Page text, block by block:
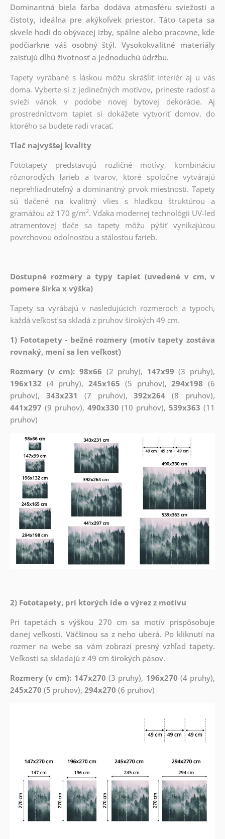
Dominantná biela farba dodáva atmosféru sviežosti a
čistoty, ideálna pre akýkoľvek priestor. Táto tapeta sa
skvele hodí do obývacej izby, spálne alebo pracovne, kde
podčiarkne váš osobný štýl. Vysokokvalitné materiály
zaisťujú dlhú životnosť a jednoduchú údržbu.
Tapety vyrábané s láskou môžu skrášliť interiér aj u vás
doma. Vyberte si z jedinečných motívov, prineste radosť a
svieži vánok v podobe novej bytovej dekorácie. Aj
prostredníctvom tapiet si dokážete vytvoriť domov, do
ktorého sa budete radi vracať.
Tlač najvyššej kvality
Fototapety predstavujú rozličné motívy, kombináciu
rôznorodých farieb a tvarov, ktoré spoločne vytvárajú
neprehliadnuteľný a dominantný prvok miestnosti. Tapety
sú tlačené na kvalitný vlies s hladkou štruktúrou a
gramážou až 170 g/m2. Vďaka modernej technológii UV-led
atramentovej tlače sa tapety môžu pýšiť vynikajúcou
povrchovou odolnosťou a stálosťou farieb.
Dostupné rozmery a typy tapiet (uvedené v cm, v
pomere šírka x výška)
Tapety sa vyrábajú v nasledujúcich rozmeroch a typoch,
každá veľkosť sa skladá z pruhov širokých 49 cm.
1) Fototapety - bežné rozmery (motív tapety zostáva
rovnaký, mení sa len veľkosť)
Rozmery (v cm): 98x66 (2 pruhy), 147x99 (3 pruhy),
196x132 (4 pruhy),245x165 (5 pruhov),294x198 (6
pruhov), 343x231 (7 pruhov),392x264 (8 pruhov),
441x297 (9 pruhov), 490x330 (10 pruhov),539x363 (11
pruhov)
2) Fototapety, pri ktorých ide o výrez z motívu
Pri tapetách s výškou 270 cm sa motív prispôsobuje
danej veľkosti. Väčšinou sa z neho uberá. Po kliknutí na
rozmer na webe sa vám zobrazí presný vzhľad tapety.
Veľkosti sa skladajú z 49 cm širokých pásov.
Rozmery (v cm): 147x270 (3 pruhy), 196x270 (4 pruhy),
245x270 (5 pruhov), 294x270 (6 pruhov)